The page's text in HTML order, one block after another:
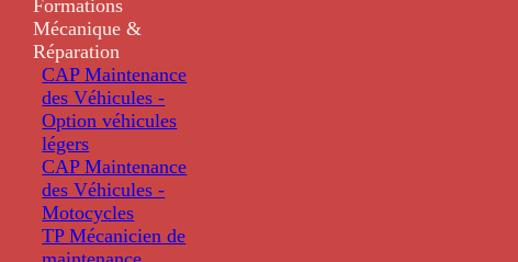
Formations
Mécanique &
Réparation
CAP Maintenance
des Véhicules -
Option véhicules
légers
CAP Maintenance
des Véhicules -
Motocycles
TP Mécanicien de